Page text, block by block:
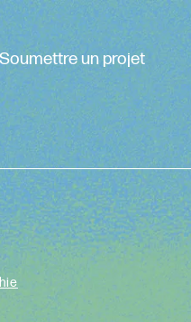
Soumettre un projet